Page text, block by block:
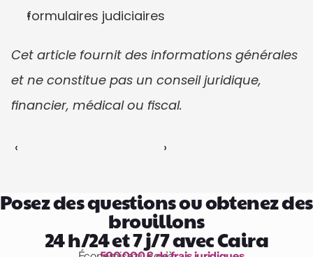
formulaires judiciaires
Cet article fournit des informations générales
et ne constitue pas un conseil juridique,
financier, médical ou fiscal.
‹ ›
Posez des questions ou obtenez des
brouillons
24 h/24 et 7 j/7 avec Caira